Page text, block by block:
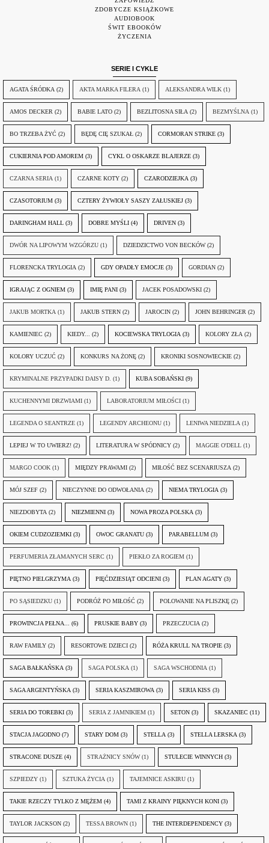
ZDOBYCZE KSIĄŻKOWE
AUDIOBOOK
ŚWIT EBOOKÓW
ŻYCZENIA
SERIE I CYKLE
AGATA ŚRÓDKA (2) AKTA MARKA FILERA (1) ALEKSANDRA WILK (1)
AMOS DECKER (2) BABIE LATO (2) BEZLITOSNA SIŁA (2) BEZMYŚLNA (1)
BO TRZEBA ŻYĆ (2) BĘDĘ CIĘ SZUKAŁ (2) CORMORAN STRIKE (3)
CUKIERNIA POD AMOREM (3) CYKL O OSKARZE BLAJERZE (3)
CZARNA SERIA (1) CZARNE KOTY (2) CZARODZIEJKA (3)
CZASOTORIUM (3) CZTERY ŻYWIOŁY SASZY ZAŁUSKIEJ (3)
DARINGHAM HALL (3) DOBRE MYŚLI (4) DRIVEN (3)
DWÓR NA LIPOWYM WZGÓRZU (1) DZIEDZICTWO VON BECKÓW (2)
FLORENCKA TRYLOGIA (2) GDY OPADŁY EMOCJE (3) GORDIAN (2)
IGRAJĄC Z OGNIEM (3) IMIĘ PANI (3) JACEK POSADOWSKI (2)
JAKUB MORTKA (1) JAKUB STERN (2) JAROCIN (2) JOHN BEHRINGER (2)
KAMIENIEC (2) KIEDY... (2) KOCIEWSKA TRYLOGIA (3) KOLORY ZŁA (2)
KOLORY UCZUĆ (2) KONKURS NA ŻONĘ (2) KRONIKI SOSNOWIECKIE (2)
KRYMINALNE PRZYPADKI DAISY D. (1) KUBA SOBAŃSKI (9)
KUCHENNYMI DRZWIAMI (1) LABORATORIUM MIŁOŚCI (1)
LEGENDA O SEANTRZE (1) LEGENDY ARCHEONU (1) LENIWA NIEDZIELA (1)
LEPIEJ W TO UWIERZ! (2) LITERATURA W SPÓDNICY (2) MAGGIE O'DELL (1)
MARGO COOK (1) MIĘDZY PRAWAMI (2) MIŁOŚĆ BEZ SCENARIUSZA (2)
MÓJ SZEF (2) NIECZYNNE DO ODWOŁANIA (2) NIEMA TRYLOGIA (3)
NIEZDOBYTA (2) NIEZMIENNI (3) NOWA PROZA POLSKA (3)
OKIEM CUDZOZIEMKI (3) OWOC GRANATU (3) PARABELLUM (3)
PERFUMERIA ZŁAMANYCH SERC (1) PIEKŁO ZA ROGIEM (1)
PIĘTNO PIELGRZYMA (3) PIĘĆDZIESIĄT ODCIENI (3) PLAN AGATY (3)
PO SĄSIEDZKU (1) PODRÓŻ PO MIŁOŚĆ (2) POLOWANIE NA PLISZKĘ (2)
PROWINCJA PEŁNA... (6) PRUSKIE BABY (3) PRZECZUCIA (2)
RAW FAMILY (2) RESORTOWE DZIECI (2) RÓŻA KRULL NA TROPIE (3)
SAGA BAŁKAŃSKA (3) SAGA POLSKA (1) SAGA WSCHODNIA (1)
SAGA ARGENTYŃSKA (3) SERIA KASZMIROWA (3) SERIA KISS (3)
SERIA DO TOREBKI (3) SERIA Z JAMNIKIEM (1) SETON (3) SKAZANIEC (11)
STACJA JAGODNO (7) STARY DOM (3) STELLA (3) STELLA LERSKA (3)
STRACONE DUSZE (4) STRAŻNICY SNÓW (1) STULECIE WINNYCH (3)
SZPIEDZY (1) SZTUKA ŻYCIA (1) TAJEMNICE ASKIRU (1)
TAKIE RZECZY TYLKO Z MĘŻEM (4) TAMI Z KRAINY PIĘKNYCH KONI (3)
TAYLOR JACKSON (2) TESSA BROWN (1) THE INTERDEPENDENCY (3)